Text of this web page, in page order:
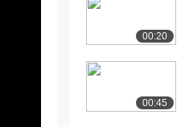
00:20
00:45